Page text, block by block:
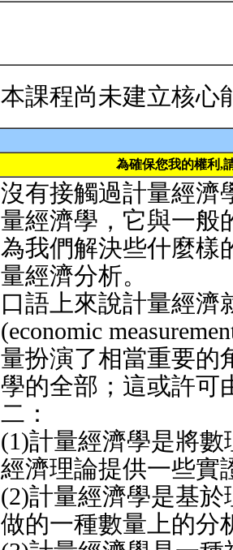
本課程尚未建立核心
為確保您我的權利,
沒有接觸過計量經濟
量經濟學，它與一般
為我們解決些什麼樣
量經濟分析。
口語上來說計量經濟
(economic
量扮演了相當重要的
學的全部；這或許可
二：
(1)計量經濟學是將
經濟理論提供一些實
(2)計量經濟學是基
做的一種數量上的分